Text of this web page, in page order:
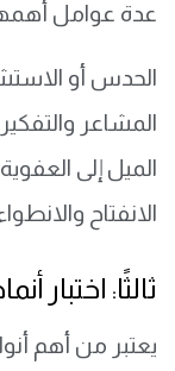
عدة عوامل
الحدس أو
المشاعر
الميل إلى
الانفتاح
ثالثًا: اختبار
يعتبر من أهم